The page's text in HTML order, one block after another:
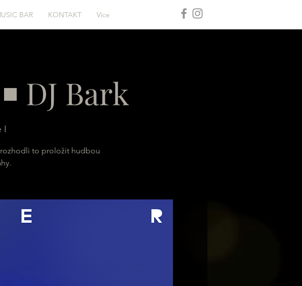
BAR KONTAKT Více
DJ Bark
I
rozhodli to proložit hudbou